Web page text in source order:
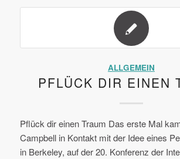
ALLGEMEIN
PFLÜCK DIR EINEN
Pflück dir einen Traum Das erste Mal
Campbell in Kontakt mit der Idee eines
in Berkeley, auf der 20. Konferenz der